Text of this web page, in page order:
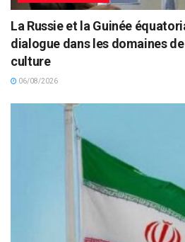
La Russie et la Guinée
dialogue dans les domaines
culture
06/08/2026